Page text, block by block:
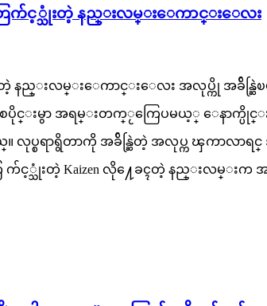
ြက်င့္သုံးတဲ့ နည္းလမ္းေကာင္းေလး
နည္းလမ္းေကာင္းေလး အလုပ္ကို အခ်ိန္ဆ
းမွာ အရမ္းတက္ႂကြေပမယ့္ ေနာက္ပိုင္းမွ
လုပ္စရာရွိတာကို အခ်ိန္ဆြဲတဲ့ အလုပ္က ၾကာ
သုံးတဲ့ Kaizen လို႔ေခၚတဲ့ နည္းလမ္းက အ